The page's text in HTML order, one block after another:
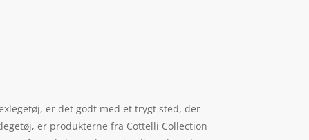
er det godt med et trygt sted, der
er produkterne fra Cottelli Collection